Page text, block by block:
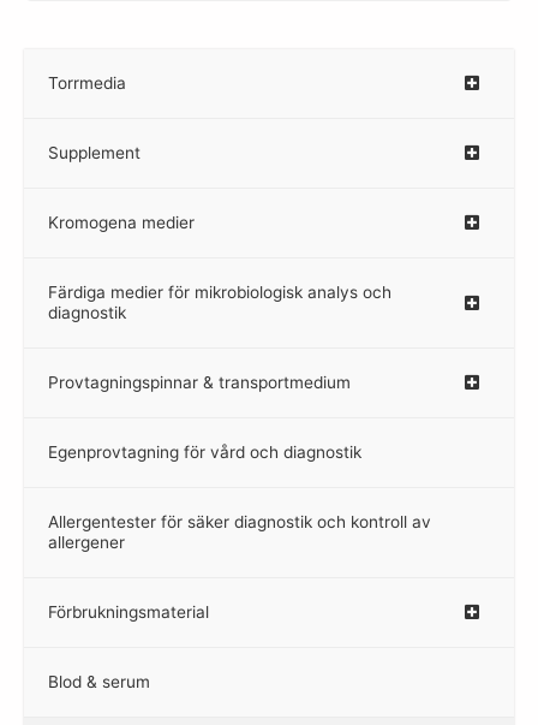
Torrmedia
–
Supplement
–
Kromogena medier
–
Färdiga medier för mikrobiologisk analys och
diagnostik
Provtagningspinnar & transportmedium
–
Egenprovtagning för vård och diagnostik
–
Allergentester för säker diagnostik och kontroll av
allergener
–
Förbrukningsmaterial
Blod & serum